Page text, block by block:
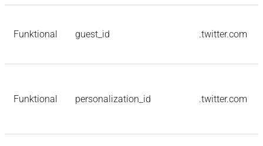
Funktional guest_id .twitter.com
Funktional personalization_id .twitter.com